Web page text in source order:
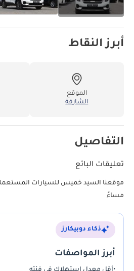
أبرز النقاط
الموقع
الشارقة
التفاصيل
تعليقات البائع
مساءً
ذكاء دوبيكارز
أبرز المواصفات